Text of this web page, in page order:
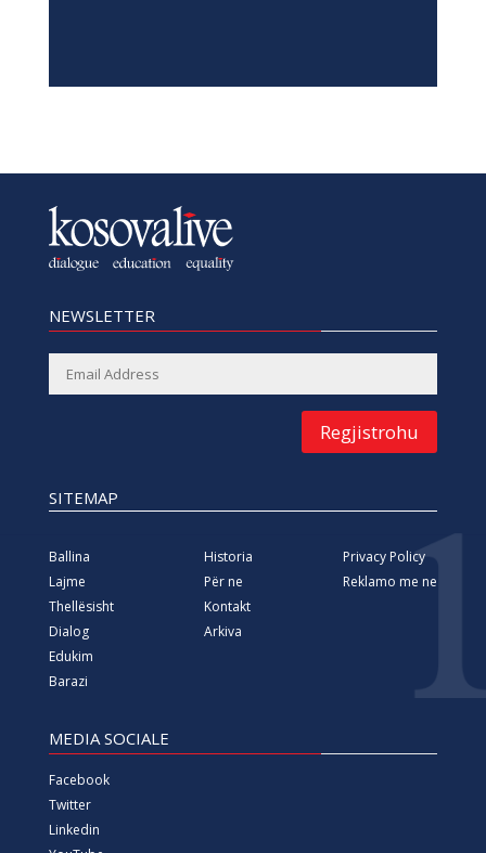
NEWSLETTER
Regjistrohu
SITEMAP
Ballina
Lajme
Thellësisht
Dialog
Edukim
Barazi
Historia
Për ne
Kontakt
Arkiva
Privacy Policy
Reklamo me ne
MEDIA SOCIALE
Facebook
Twitter
Linkedin